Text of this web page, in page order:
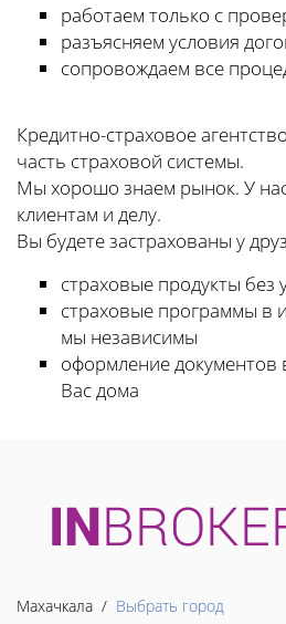
работаем только с
разъясняем условия
сопровождаем все
Кредитно-страховое
часть страховой системы.
Мы хорошо знаем рынок. У
клиентам и делу.
Вы будете застрахованы у
страховые продукты без
страховые программы в
мы независимы
оформление
Вас дома
Махачкала / Выбрать город